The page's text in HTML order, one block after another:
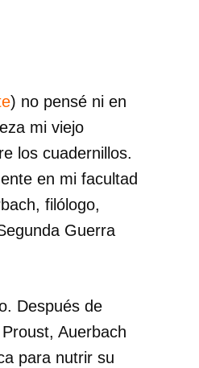
) no pensé ni en
mi viejo
los cuadernillos.
en mi facultad
filólogo,
Guerra
Después de
Auerbach
para nutrir su